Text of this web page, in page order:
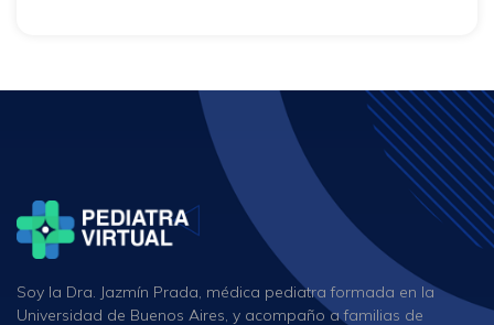
Soy la Dra. Jazmín Prada, médica pediatra formada en la
Universidad de Buenos Aires, y acompaño a familias de